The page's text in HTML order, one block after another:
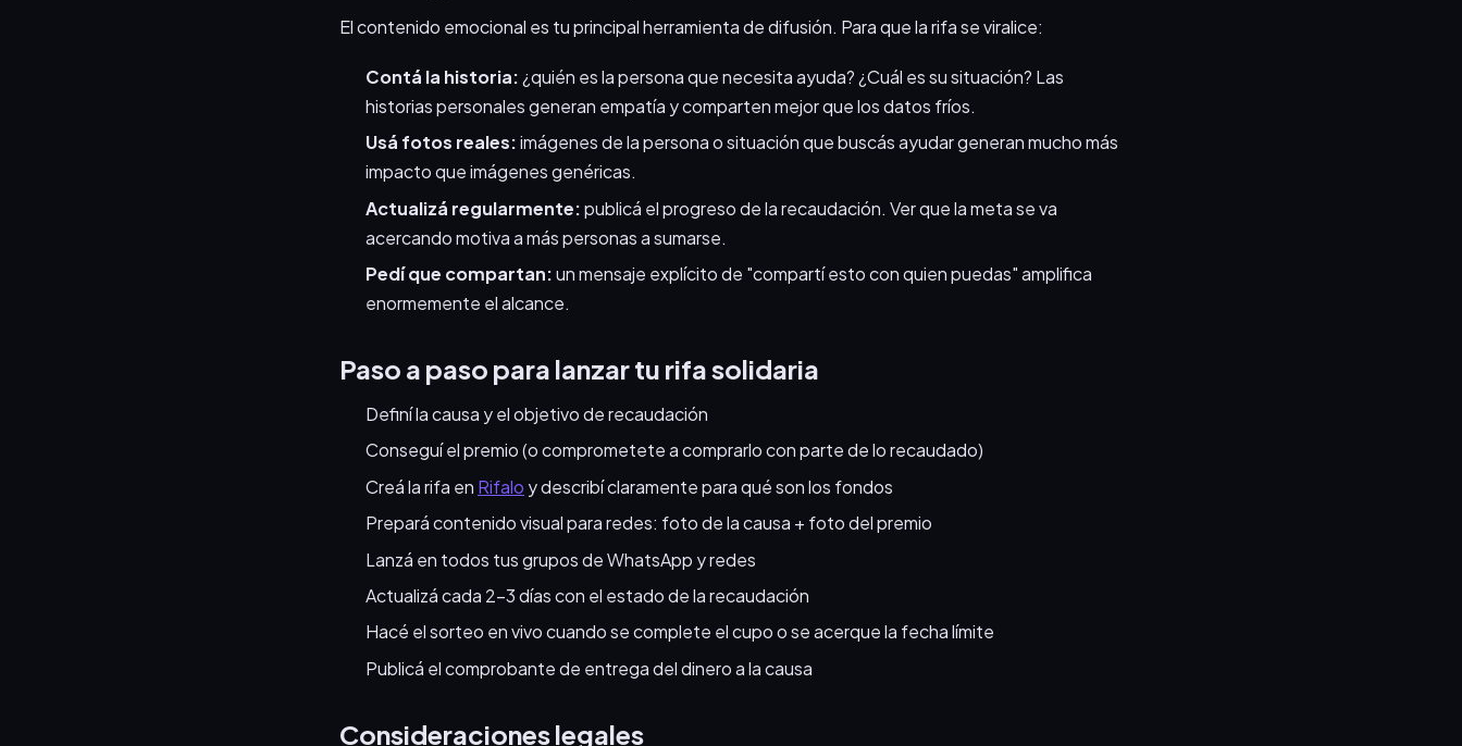
El contenido emocional es tu principal herramienta de difusión. Para que la rifa se viralice:
Contá la historia: ¿quién es la persona que necesita ayuda? ¿Cuál es su situación? Las
historias personales generan empatía y comparten mejor que los datos fríos.
Usá fotos reales:imágenes de la persona o situación que buscás ayudar generan mucho más
impacto que imágenes genéricas.
Actualizá regularmente:publicá el progreso de la recaudación. Ver que la meta se va
acercando motiva a más personas a sumarse.
Pedí que compartan:un mensaje explícito de "compartí esto con quien puedas" amplifica
enormemente el alcance.
Paso a paso para lanzar tu rifa solidaria
Definí la causa y el objetivo de recaudación
Conseguí el premio (o comprometete a comprarlo con parte de lo recaudado)
Creá la rifa en Rifalo y describí claramente para qué son los fondos
Prepará contenido visual para redes: foto de la causa + foto del premio
Lanzá en todos tus grupos de WhatsApp y redes
Actualizá cada 2-3 días con el estado de la recaudación
Hacé el sorteo en vivo cuando se complete el cupo o se acerque la fecha límite
Publicá el comprobante de entrega del dinero a la causa
Consideraciones legales